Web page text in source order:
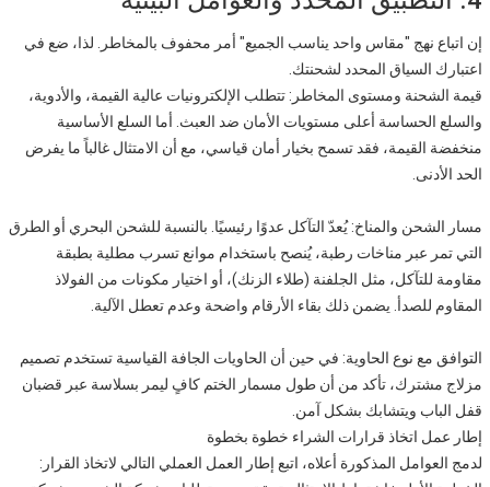
إن اتباع نهج "مقاس واحد يناسب الجميع" أمر محفوف بالمخاطر. لذا، ضع في
اعتبارك السياق المحدد لشحنتك.
قيمة الشحنة ومستوى المخاطر: تتطلب الإلكترونيات عالية القيمة، والأدوية،
والسلع الحساسة أعلى مستويات الأمان ضد العبث. أما السلع الأساسية
منخفضة القيمة، فقد تسمح بخيار أمان قياسي، مع أن الامتثال غالباً ما يفرض
الحد الأدنى.
مسار الشحن والمناخ: يُعدّ التآكل عدوًا رئيسيًا. بالنسبة للشحن البحري أو الطرق
التي تمر عبر مناخات رطبة، يُنصح باستخدام موانع تسرب مطلية بطبقة
مقاومة للتآكل، مثل الجلفنة (طلاء الزنك)، أو اختيار مكونات من الفولاذ
المقاوم للصدأ. يضمن ذلك بقاء الأرقام واضحة وعدم تعطل الآلية.
التوافق مع نوع الحاوية: في حين أن الحاويات الجافة القياسية تستخدم تصميم
مزلاج مشترك، تأكد من أن طول مسمار الختم كافٍ ليمر بسلاسة عبر قضبان
قفل الباب ويتشابك بشكل آمن.
إطار عمل اتخاذ قرارات الشراء خطوة بخطوة
لدمج العوامل المذكورة أعلاه، اتبع إطار العمل العملي التالي لاتخاذ القرار: